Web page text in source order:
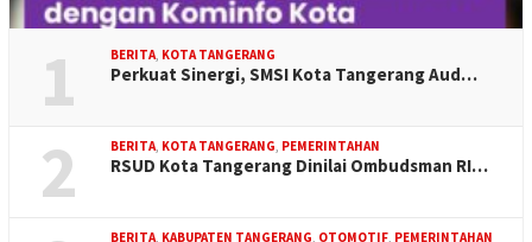
1 BERITA, KOTA TANGERANG
Perkuat Sinergi, SMSI Kota Tangerang Aud…
2 BERITA, KOTA TANGERANG, PEMERINTAHAN
RSUD Kota Tangerang Dinilai Ombudsman RI…
BERITA, KABUPATEN TANGERANG, OTOMOTIF, PEMERINTAHAN